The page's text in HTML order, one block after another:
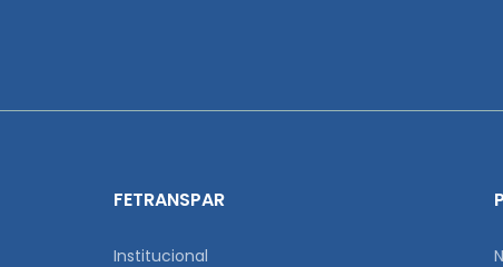
FETRANSPAR
Institucional